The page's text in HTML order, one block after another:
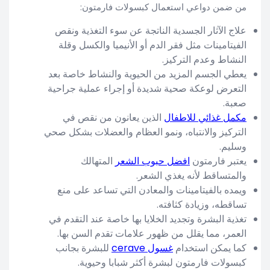
من ضمن دواعي استعمال كبسولات فارمتون:
علاج الآثار الجسدية الناتجة عن سوء التغذية ونقص
الفيتامينات مثل فقر الدم أو الأنيميا والكسل وقلة
النشاط وعدم التركيز.
يعطي الجسم المزيد من الحيوية والنشاط خاصة بعد
التعرض لوعكة صحية شديدة أو إجراء عملية جراحية
صعبة.
مكمل غذائي للاطفال الذين يعانون من نقص في
التركيز والانتباه، ونمو العظام والعضلات بشكل صحي
وسليم.
يعتبر فارمتون افضل حبوب الشعر المتهالك
والمتساقط لأنه يغذي الشعر.
ويمده بالفيتامينات والمعادن التي تساعد على منع
تساقطه، وزيادة كثافته.
تغذية البشرة وتجديد الخلايا بها خاصة عند التقدم في
العمر، مما يقلل من ظهور علامات تقدم السن بها.
كما يمكن استخدام غسول cerave
للبشرة بجانب
كبسولات فارمتون لبشرة أكثر شبابا وحيوية.